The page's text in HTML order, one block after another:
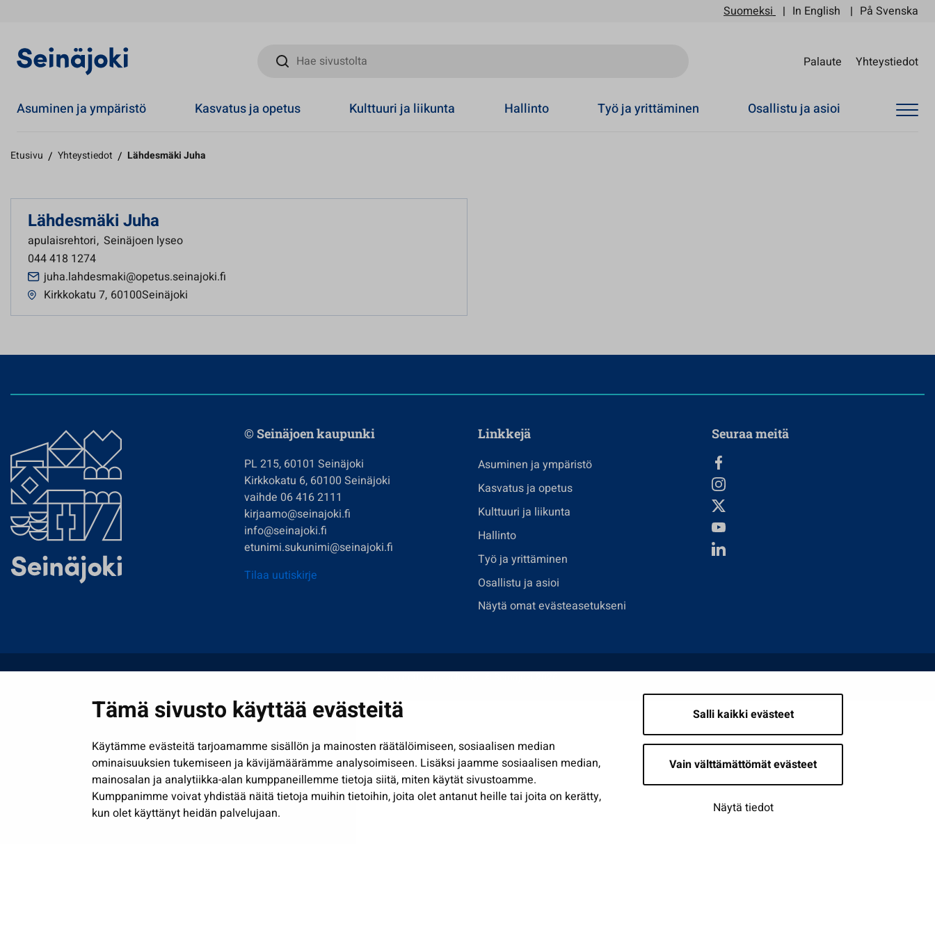
Tämä sivusto käyttää evästeitä
Käytämme evästeitä tarjoamamme sisällön ja mainosten räätälöimiseen, sosiaalisen median
ominaisuuksien tukemiseen ja kävijämäärämme analysoimiseen. Lisäksi jaamme sosiaalisen median,
mainosalan ja analytiikka-alan kumppaneillemme tietoja siitä, miten käytät sivustoamme.
Kumppanimme voivat yhdistää näitä tietoja muihin tietoihin, joita olet antanut heille tai joita on kerätty,
kun olet käyttänyt heidän palvelujaan.
Salli kaikki evästeet
Vain välttämättömät evästeet
Näytä tiedot
Suomeksi In English På Svenska
Hae sivustolta
Palaute Yhteystiedot
Asuminen ja ympäristö Kasvatus ja opetus Kulttuuri ja liikunta Hallinto Työ ja yrittäminen Osallistu ja asioi
Etusivu / Yhteystiedot / Lähdesmäki Juha
Lähdesmäki Juha
apulaisrehtori, Seinäjoen lyseo
044 418 1274
juha.lahdesmaki@opetus.seinajoki.fi
Kirkkokatu 7, 60100Seinäjoki
© Seinäjoen kaupunki
PL 215, 60101 Seinäjoki
Kirkkokatu 6, 60100 Seinäjoki
vaihde 06 416 2111
kirjaamo@seinajoki.fi
info@seinajoki.fi
etunimi.sukunimi@seinajoki.fi
Tilaa uutiskirje
Linkkejä
Asuminen ja ympäristö
Kasvatus ja opetus
Kulttuuri ja liikunta
Hallinto
Työ ja yrittäminen
Osallistu ja asioi
Näytä omat evästeasetukseni
Seuraa meitä